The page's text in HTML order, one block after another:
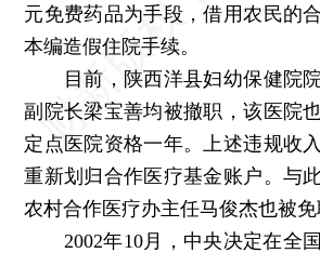
元免费药品为手段，借用农民的
本编造假住院手续。
目前，陕西洋县妇幼保健院院
副院长梁宝善均被撤职，该医院
定点医院资格一年。上述违规收
重新划归合作医疗基金账户。与
农村合作医疗办主任马俊杰也被免
2002年10月，中央决定在全